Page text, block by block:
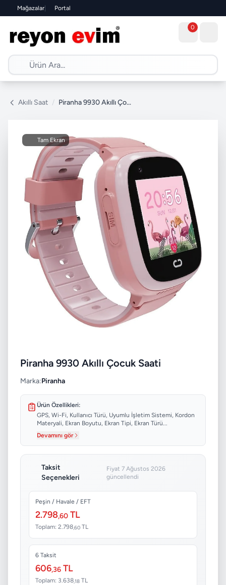
Mağazalar| Portal
0
Akıllı Saat / Piranha 9930 Akıllı Çocuk Saati
Tam Ekran
Piranha 9930 Akıllı Çocuk Saati
Marka:Piranha
Ürün Özellikleri:
GPS, Wi-Fi, Kullanıcı Türü, Uyumlu İşletim Sistemi, Kordon
Materyali, Ekran Boyutu, Ekran Tipi, Ekran Türü...
Devamını gör
Taksit
Seçenekleri
Fiyat 7 Ağustos 2026
güncellendi
Peşin / Havale / EFT
2.798,60 TL
Toplam: 2.798,60 TL
6 Taksit
606,36 TL
Toplam: 3.638,18 TL